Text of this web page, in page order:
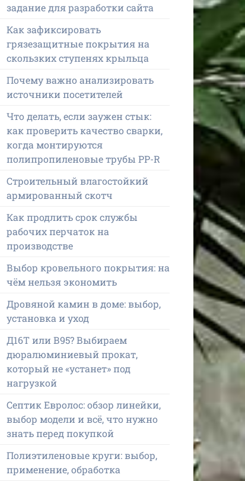
задание для разработки сайта
Как зафиксировать
грязезащитные покрытия на
скользких ступенях крыльца
Почему важно анализировать
источники посетителей
Что делать, если заужен стык:
как проверить качество сварки,
когда монтируются
полипропиленовые трубы PP-R
Строительный влагостойкий
армированный скотч
Как продлить срок службы
рабочих перчаток на
производстве
Выбор кровельного покрытия: на
чём нельзя экономить
Дровяной камин в доме: выбор,
установка и уход
Д16Т или В95? Выбираем
дюралюминиевый прокат,
который не «устанет» под
нагрузкой
Септик Евролос: обзор линейки,
выбор модели и всё, что нужно
знать перед покупкой
Полиэтиленовые круги: выбор,
применение, обработка